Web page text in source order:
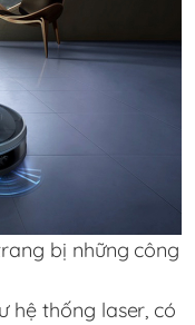
bị những công
hệ thống laser, có